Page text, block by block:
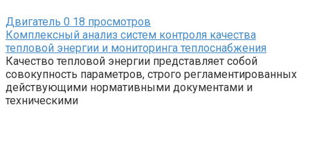
Двигатель 0 18 просмотров
Комплексный анализ систем контроля качества
тепловой энергии и мониторинга теплоснабжения
Качество тепловой энергии представляет собой
совокупность параметров, строго регламентированных
действующими нормативными документами и
техническими